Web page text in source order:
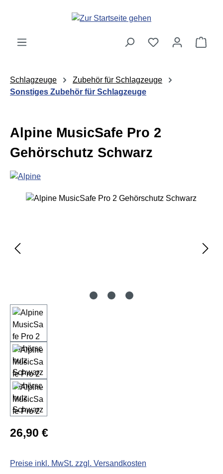
Zum Hauptinhalt springen
Schlagzeuge
Zubehör für Schlagzeuge
Sonstiges Zubehör für Schlagzeuge
Alpine MusicSafe Pro 2
Gehörschutz Schwarz
Bildergalerie überspringen
Regulärer Preis:
26,90 €
Preise inkl. MwSt. zzgl. Versandkosten